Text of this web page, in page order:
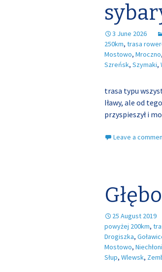
3 June 2026
250km, trasa
Mostowo, Mroczno,
Szreńsk, Szymaki,
trasa typu
Iławy, ale od
przyspieszył i
Leave a
25 August 2019
powyżej 200km,
Drogiszka,
Mostowo,
Słup, Wlewsk,